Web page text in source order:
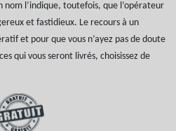
nom l’indique, toutefois, que l’opérateur
et fastidieux. Le recours à un
et pour que vous n’ayez pas de doute
qui vous seront livrés, choisissez de